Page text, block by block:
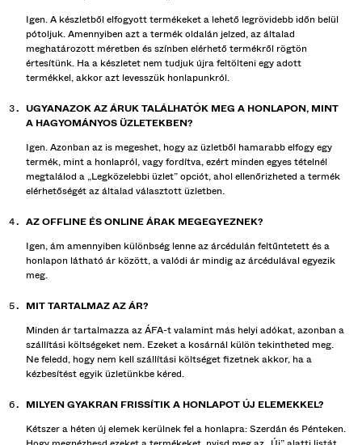
Igen. A készletből elfogyott termékeket a lehető legrövidebb időn belül
pótoljuk. Amennyiben azt a termék oldalán jelzed, az általad
meghatározott méretben és színben elérhető termékről rögtön
értesítünk. Ha a készletet nem tudjuk újra feltölteni egy adott
termékkel, akkor azt levesszük honlapunkról.
UGYANAZOK AZ ÁRUK TALÁLHATÓK MEG A HONLAPON, MINT
A HAGYOMÁNYOS ÜZLETEKBEN?
Igen. Azonban az is megeshet, hogy az üzletből hamarabb elfogy egy
termék, mint a honlapról, vagy fordítva, ezért minden egyes tételnél
megtalálod a „Legközelebbi üzlet” opciót, ahol ellenőrizheted a termék
elérhetőségét az általad választott üzletben.
AZ OFFLINE ÉS ONLINE ÁRAK MEGEGYEZNEK?
Igen, ám amennyiben különbség lenne az árcédulán feltűntetett és a
honlapon látható ár között, a valódi ár mindig az árcédulával egyezik
meg.
MIT TARTALMAZ AZ ÁR?
Minden ár tartalmazza az ÁFA-t valamint más helyi adókat, azonban a
szállítási költségeket nem. Ezeket a kosárnál külön tekintheted meg.
Ne feledd, hogy nem kell szállítási költséget fizetnek akkor, ha a
kézbesítést egyik üzletünkbe kéred.
MILYEN GYAKRAN FRISSÍTIK A HONLAPOT ÚJ ELEMEKKEL?
Kétszer a héten új elemek kerülnek fel a honlapra: Szerdán és Pénteken.